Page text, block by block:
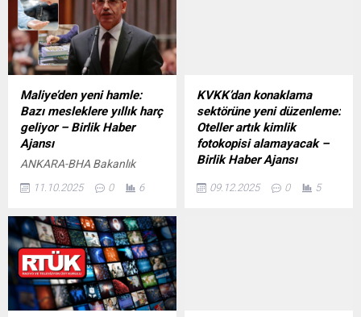
Makamı’ndan gözaltına
alındığı belirtilerek, sürecin
hukuk devleti ilkeleri
çerçevesinde devam ettiği
vurgulandı. Kulüp
açıklamasında şu ifadelere
yer verildi: Başkanımız Sayın
Sadettin Saran, bu akşam İl
Jandarma Komutanlığı
tarafından, devam eden
soruşturma kapsamında
Fenerbahçe Başkanlık
alınmıştır....
Anne, baba, çocukların yanı
sıra anneanne, babaanne ve
dedeler de birlikte seyahat
ettiklerinde %15 indirimden
faydalanabiliyor. En az...
Maliye’den yeni hamle:
Bazı mesleklere yıllık harç
geliyor – Birlik Haber
Ajansı
ANKARA-BHA Bakanlık
mesleklerdeki gelir beyanları
2024 yılında doktorların aylık
ortalama brüt gelir beyanı 61
bin 31 TL, kuyumcuların 42
bin 360 TL, galericilerin 7 bin
842 TL, emlakçıların ise
sadece 5 bin 226 TL olarak
11.10.2025 0 6
KVKK’dan konaklama
sektörüne yeni düzenleme:
Oteller artık kimlik
fotokopisi alamayacak –
Birlik Haber Ajansı
“Asrın inşasıyla Hatay
09.12.2025 0 5